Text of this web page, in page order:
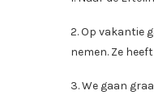
2. Op vakantie
nemen. Ze
3. We gaan